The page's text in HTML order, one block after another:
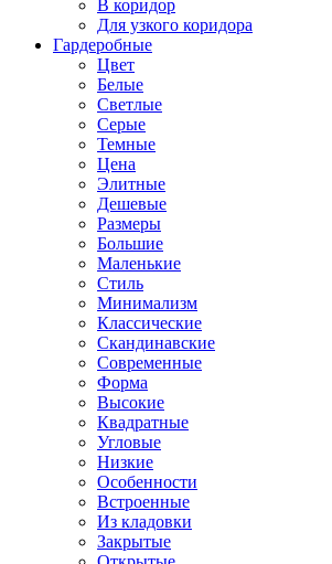
В коридор
Для узкого коридора
Гардеробные
Цвет
Белые
Светлые
Серые
Темные
Цена
Элитные
Дешевые
Размеры
Большие
Маленькие
Стиль
Минимализм
Классические
Скандинавские
Современные
Форма
Высокие
Квадратные
Угловые
Низкие
Особенности
Встроенные
Из кладовки
Закрытые